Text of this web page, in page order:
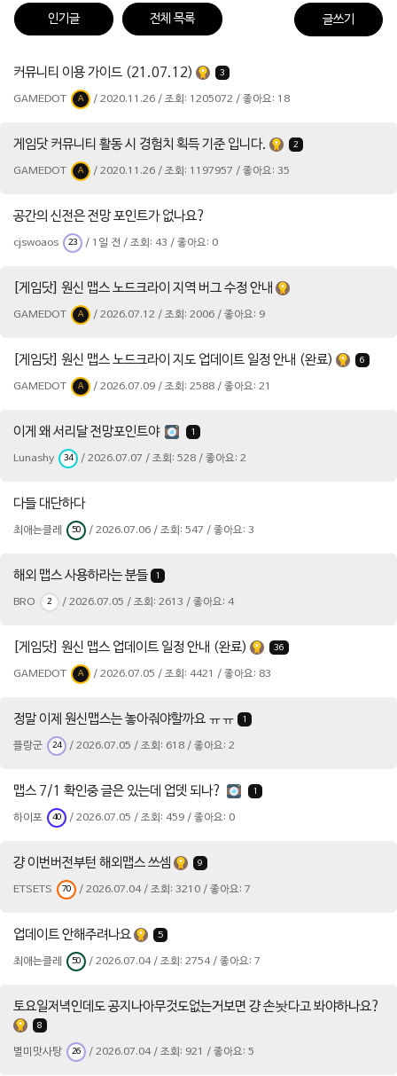
인기글 전체 목록 글쓰기
커뮤니티 이용 가이드 (21.07.12) 3
GAMEDOT A / 2020.11.26 / 조회: 1205072 / 좋아요: 18
게임닷 커뮤니티 활동 시 경험치 획득 기준 입니다. 2
GAMEDOT A / 2020.11.26 / 조회: 1197957 / 좋아요: 35
공간의 신전은 전망 포인트가 없나요?
cjswoaos 23 / 1일 전 / 조회: 43 / 좋아요: 0
[게임닷] 원신 맵스 노드크라이 지역 버그 수정 안내
GAMEDOT A / 2026.07.12 / 조회: 2006 / 좋아요: 9
[게임닷] 원신 맵스 노드크라이 지도 업데이트 일정 안내 (완료) 6
GAMEDOT A / 2026.07.09 / 조회: 2588 / 좋아요: 21
이게 왜 서리달 전망포인트야 1
Lunashy 34 / 2026.07.07 / 조회: 528 / 좋아요: 2
다들 대단하다
최애는클레 50 / 2026.07.06 / 조회: 547 / 좋아요: 3
해외 맵스 사용하라는 분들 1
BRO 2 / 2026.07.05 / 조회: 2613 / 좋아요: 4
[게임닷] 원신 맵스 업데이트 일정 안내 (완료) 36
GAMEDOT A / 2026.07.05 / 조회: 4421 / 좋아요: 83
정말 이제 원신맵스는 놓아줘야할까요 ㅠㅠ 1
플랑군 24 / 2026.07.05 / 조회: 618 / 좋아요: 2
맵스 7/1 확인중 글은 있는데 업뎃 되나? 1
하이포 40 / 2026.07.05 / 조회: 459 / 좋아요: 0
걍 이번버전부턴 해외맵스 쓰셈 9
ETSETS 70 / 2026.07.04 / 조회: 3210 / 좋아요: 7
업데이트 안해주려나요 5
최애는클레 50 / 2026.07.04 / 조회: 2754 / 좋아요: 7
토요일저녁인데도 공지나아무것도없는거보면 걍 손놧다고 봐야하나요?
8
별미맛사탕 26 / 2026.07.04 / 조회: 921 / 좋아요: 5